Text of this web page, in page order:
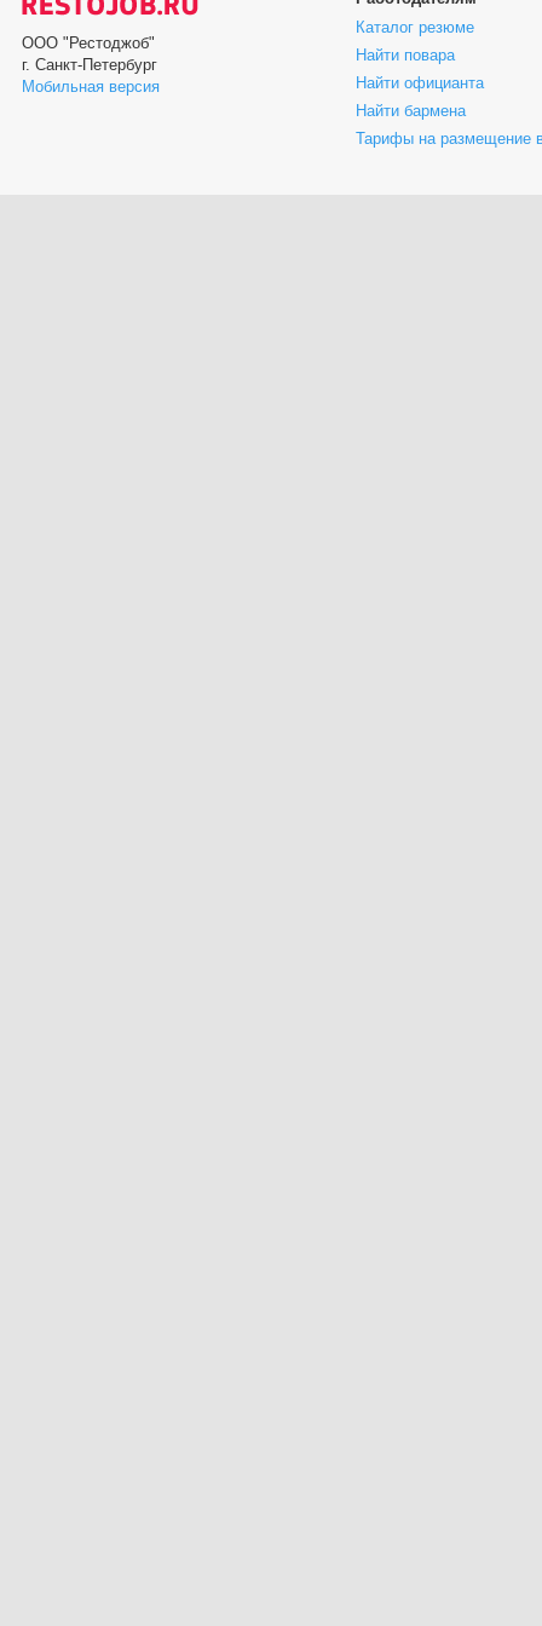
ООО "Рестоджоб"
г. Санкт-Петербург
Мобильная версия
Каталог резюме
Найти повара
Найти официанта
Найти бармена
Тарифы на размещение